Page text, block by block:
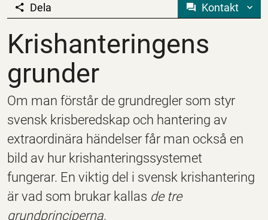
Krishanteringens
Dela Kontakt
Krishanteringens
grunder
Om man förstår de grundregler som styr
svensk krisberedskap och hantering av
extraordinära händelser får man också en
bild av hur krishanteringssystemet
fungerar. En viktig del i svensk krishantering
är vad som brukar kallas de tre
grundprinciperna.